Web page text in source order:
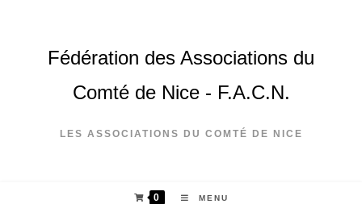
Fédération des Associations du
Comté de Nice - F.A.C.N.
LES ASSOCIATIONS DU COMTÉ DE NICE
0 MENU